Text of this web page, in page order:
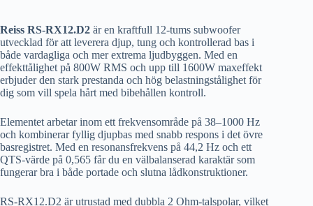
Reiss RS-RX12.D2 är en kraftfull 12-tums subwoofer
utvecklad för att leverera djup, tung och kontrollerad bas i
både vardagliga och mer extrema ljudbyggen. Med en
effekttålighet på 800W RMS och upp till 1600W maxeffekt
erbjuder den stark prestanda och hög belastningstålighet för
dig som vill spela hårt med bibehållen kontroll.
Elementet arbetar inom ett frekvensområde på 38–1000 Hz
och kombinerar fyllig djupbas med snabb respons i det övre
basregistret. Med en resonansfrekvens på 44,2 Hz och ett
QTS-värde på 0,565 får du en välbalanserad karaktär som
fungerar bra i både portade och slutna lådkonstruktioner.
RS-RX12.D2 är utrustad med dubbla 2 Ohm-talspolar, vilket